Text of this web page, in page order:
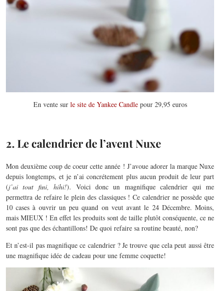
En vente sur le site de Yankee Candlepour 29,95 euros
2. Le calendrier de l’avent Nuxe
Mon deuxième coup de coeur cette année ! J’avoue adorer la marque Nuxe
depuis longtemps, et je n’ai concrétement plus aucun produit de leur part
(j’ai tout fini, hihi!). Voici donc un magnifique calendrier qui me
permettra de refaire le plein des classiques ! Ce calendrier ne possède que
10 cases à ouvrir un peu quand on veut avant le 24 Décembre. Moins,
mais MIEUX ! En effet les produits sont de taille plutôt conséquente, ce ne
sont pas que des échantillons! De quoi refaire sa routine beauté, non?
Et n’est-il pas magnifique ce calendrier ? Je trouve que cela peut aussi être
une magnifique idée de cadeau pour une femme coquette!